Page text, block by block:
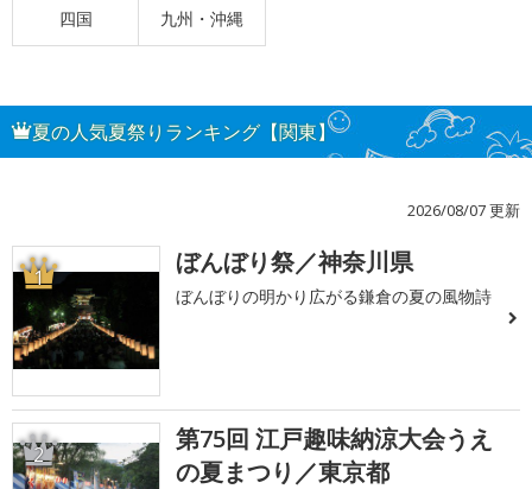
四国 九州・沖縄
夏の人気夏祭りランキング【関東】
2026/08/07 更新
1 ぼんぼり祭／神奈川県
ぼんぼりの明かり広がる鎌倉の夏の風物詩
2
第75回 江戸趣味納涼大会うえ
の夏まつり／東京都